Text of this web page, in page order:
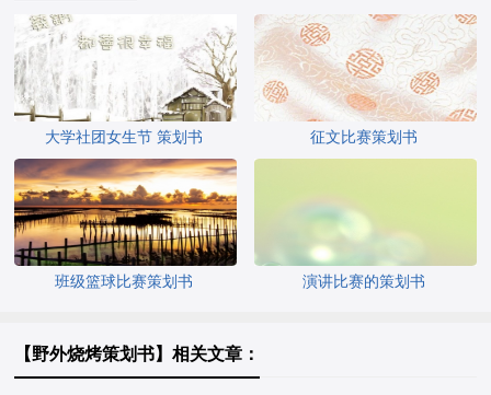
大学社团女生节 策划书 征文比赛策划书
班级篮球比赛策划书 演讲比赛的策划书
【野外烧烤策划书】相关文章：